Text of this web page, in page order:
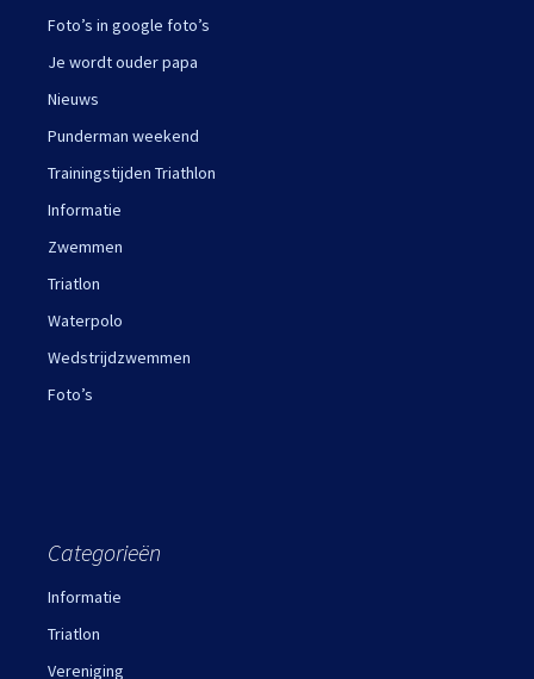
Foto’s in google foto’s
Je wordt ouder papa
Nieuws
Punderman weekend
Trainingstijden Triathlon
Informatie
Zwemmen
Triatlon
Waterpolo
Wedstrijdzwemmen
Foto’s
Categorieën
Informatie
Triatlon
Vereniging